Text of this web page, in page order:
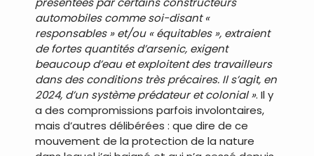
automobiles comme soi-disant «
responsables » et/ou « équitables », extraient
de fortes quantités d’arsenic, exigent
beaucoup d’eau et exploitent des travailleurs
dans des conditions très précaires. Il s’agit, en
2024, d’un système prédateur et colonial ». Il y
a des compromissions parfois involontaires,
mais d’autres délibérées : que dire de ce
mouvement de la protection de la nature